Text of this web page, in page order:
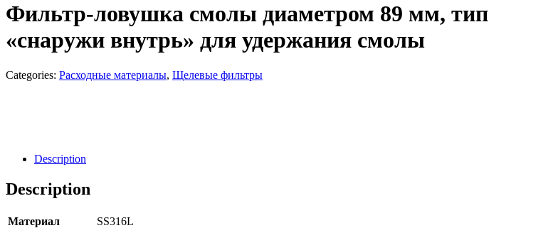
Фильтр-ловушка смолы диаметром 89 мм, тип
«снаружи внутрь» для удержания смолы
Categories: Расходные материалы, Щелевые фильтры
Description
Description
Материал
SS316L